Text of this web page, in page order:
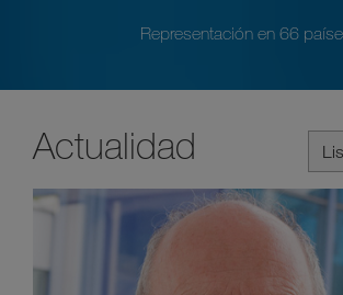
Representación en 66
Actualidad